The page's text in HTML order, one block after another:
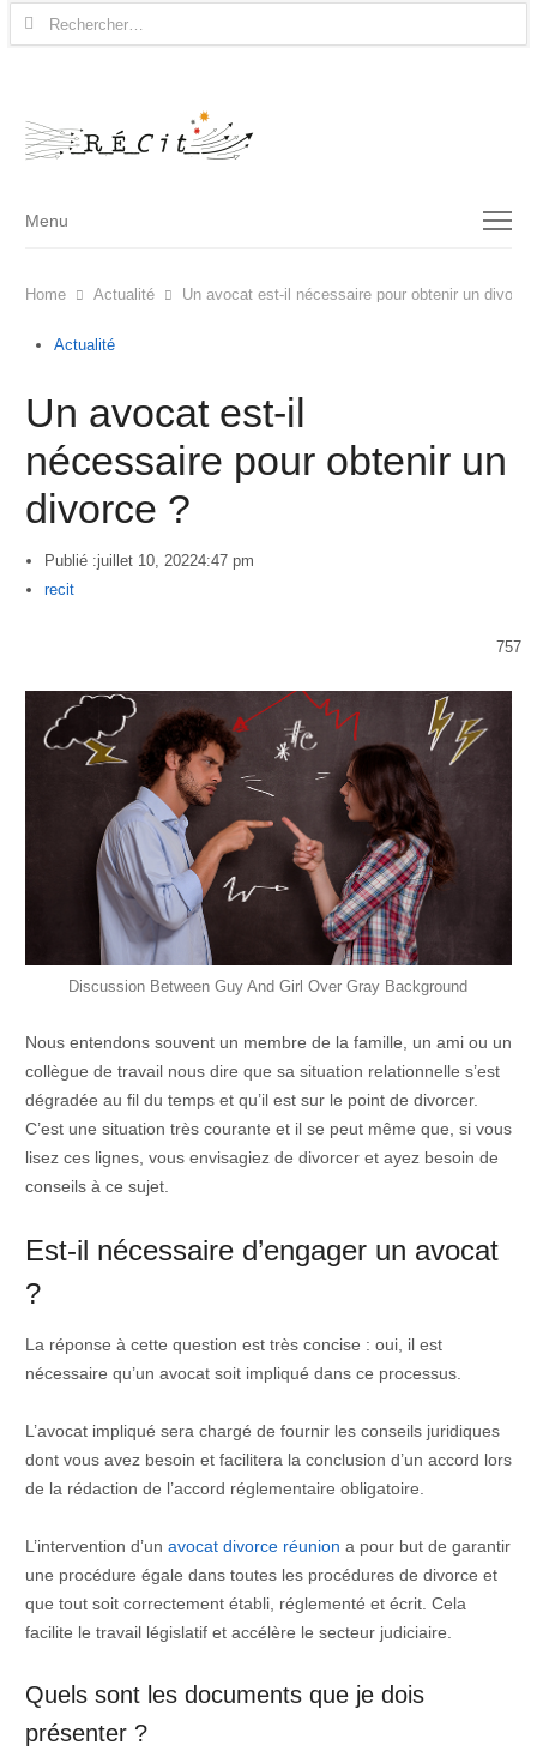
Rechercher :
Menu
Menu
Home Actualité Un avocat est-il nécessaire pour obtenir un
Actualité
Un avocat est-il
nécessaire pour obtenir un
divorce ?
Publié :juillet 10, 20224:47 pm
Author
recit
757
Discussion Between Guy And Girl Over Gray Background
Nous entendons souvent un membre de la famille, un ami ou un
collègue de travail nous dire que sa situation relationnelle s’est
dégradée au fil du temps et qu’il est sur le point de divorcer.
C’est une situation très courante et il se peut même que, si vous
lisez ces lignes, vous envisagiez de divorcer et ayez besoin de
conseils à ce sujet.
Est-il nécessaire d’engager un avocat
?
La réponse à cette question est très concise : oui, il est
nécessaire qu’un avocat soit impliqué dans ce processus.
L’avocat impliqué sera chargé de fournir les conseils juridiques
dont vous avez besoin et facilitera la conclusion d’un accord lors
de la rédaction de l’accord réglementaire obligatoire.
L’intervention d’un avocat divorce réunion a pour but de garantir
une procédure égale dans toutes les procédures de divorce et
que tout soit correctement établi, réglementé et écrit. Cela
facilite le travail législatif et accélère le secteur judiciaire.
Quels sont les documents que je dois
présenter ?